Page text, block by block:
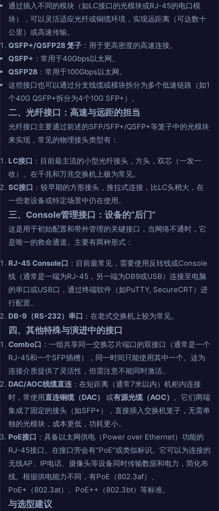
通过插入不同的模块（如LC接口的光模块或RJ-45的电口模
块），可以灵活适应光纤或铜缆环境，实现远距离（可达数十
公里）或高速传输。
QSFP+/QSFP28 笼子 ：用于更高密度的高速连接。
QSFP+ ：常用于40Gbps以太网。
QSFP28 ：常用于100Gbps以太网。
这些接口也可以通过分支线缆或模块拆分为多个低速链路（如1
个40G QSFP+拆分为4个10G SFP+）。
二、光纤接口：高速与远距的担当
光纤接口主要通过前述的SFP/SFP+/QSFP+等笼子中的光模块
来实现，常见的物理接头类型有：
LC接口 ：目前最主流的小型光纤接头，方头，双芯（一发一
收）。在千兆和万兆交换机上极为常见。
SC接口 ：较早期的方形接头，推拉式连接，比LC头稍大，在
一些老设备或特定场景中仍在使用。
三、Console管理接口：设备的“后门”
这是用于初始配置和带外管理的关键接口，当网络不通时，它
是唯一的救命通道。主要有两种形式：
RJ-45 Console口 ：目前最常见，需要使用反转线或Console
线（通常是一端为RJ-45，另一端为DB9或USB）连接至电脑
的串口或USB口，通过终端软件（如PuTTY, SecureCRT）进
行配置。
DB-9（RS-232）串口 ：在老式交换机上较为常见。
四、其他特殊与演进中的接口
Combo口 ：一组共享同一交换芯片端口的双接口（通常是一个
RJ-45和一个SFP插槽），同一时间只能使用其中一个。这为
连接介质提供了灵活性，但需注意不能同时激活。
DAC/AOC线缆直连 ：在短距离（通常7米以内）机柜内连接
时，常使用直连铜缆（DAC） 或有源光缆（AOC） 。它们两端
集成了固定的接头（如SFP+），直接插入交换机笼子，无需单
独的光模块，成本更低，功耗更小。
PoE接口 ：具备以太网供电（Power over Ethernet）功能的
RJ-45接口。在接口旁会有“PoE”或类似标识。它可以为连接的
无线AP、IP电话、摄像头等设备同时传输数据和电力，简化布
线。根据供电能力不同，有PoE（802.3af）、
PoE+（802.3at）、PoE++（802.3bt）等标准。
与选型建议